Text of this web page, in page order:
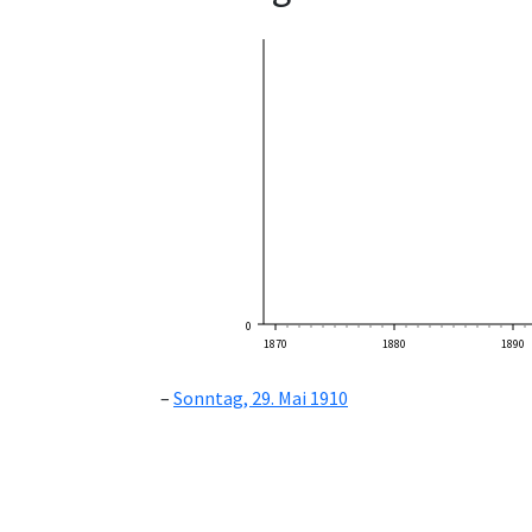
0
1870
1880 1890
Sonntag, 29. Mai 1910